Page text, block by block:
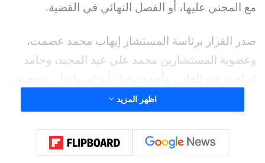
مع المجني عليها، أو الفصل النهائي في القضية.
صدر القرار برئاسة المستشار إيهاب محمد عصمت،
وعضوية المستشارين محمد علي عبد المجيد، وحامد
محمد شريف وكيل النيابة، وسكرتارية محمد عبد الستار
وتعود تفاصيل الواقعة إلى أبريل 2025، عندما اتُّهمت
اظهر المزيد